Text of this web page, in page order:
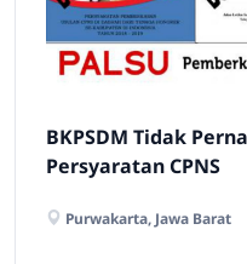
BKPSDM Tidak
Persyaratan CPNS
Purwakarta, Jawa Barat